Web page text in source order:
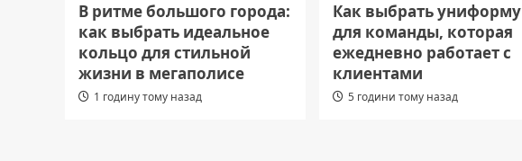
В ритме большого города:
как выбрать идеальное
кольцо для стильной
жизни в мегаполисе
1 годину тому назад
Как выбрать униформу
для команды, которая
ежедневно работает с
клиентами
5 години тому назад